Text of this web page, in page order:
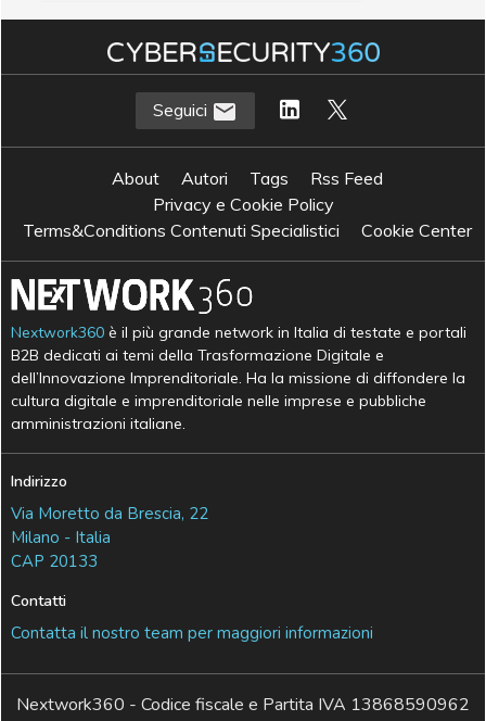
B Building Automation and Control System
Building Energy Management System
High Performance Edge Computing
Seguici
About Autori Tags
Rss Feed
Privacy e Cookie Policy
Terms&Conditions Contenuti Specialistici
Cookie Center
Nextwork360 è il più grande network in Italia di testate e portali
B2B dedicati ai temi della Trasformazione Digitale e
dell’Innovazione Imprenditoriale. Ha la missione di diffondere la
cultura digitale e imprenditoriale nelle imprese e pubbliche
amministrazioni italiane.
Indirizzo
Via Moretto da Brescia, 22
Milano - Italia
CAP 20133
Contatti
Contatta il nostro team per maggiori informazioni
Nextwork360 - Codice fiscale e Partita IVA 13868590962